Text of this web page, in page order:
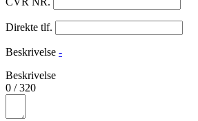
Direkte tlf.
Beskrivelse -
Beskrivelse
0 /320